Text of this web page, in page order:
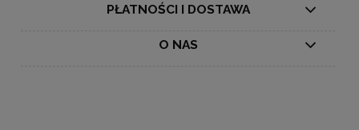
PŁATNOŚCI I DOSTAWA
O NAS